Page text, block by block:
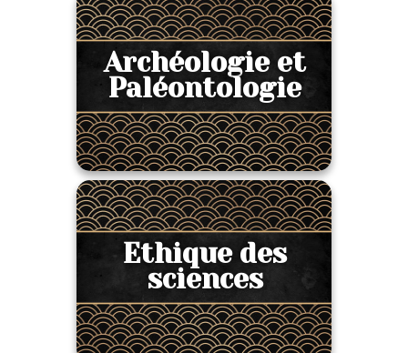
Archéologie et
Paléontologie
Ethique des
sciences